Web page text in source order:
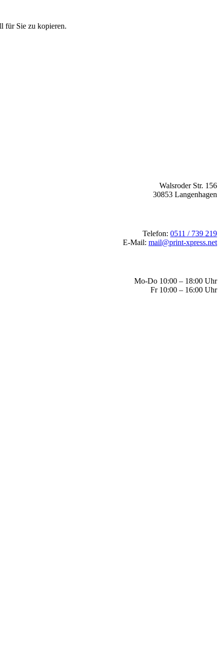
für Sie zu kopieren.
Walsroder Str. 156
30853 Langenhagen
Telefon: 0511 / 739 219
E-Mail: mail@print-xpress.net
Mo-Do 10:00 – 18:00 Uhr
Fr 10:00 – 16:00 Uhr